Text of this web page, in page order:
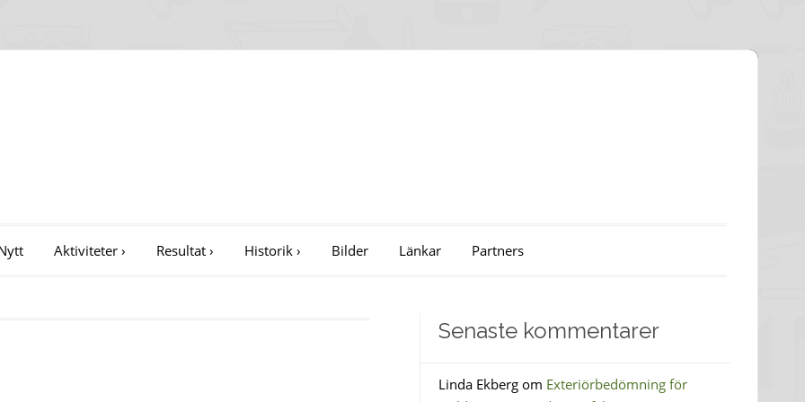
Aktiviteter › Resultat › Historik › Bilder Länkar Partners
Senaste kommentarer
Linda Ekbergom Exteriörbedömning för